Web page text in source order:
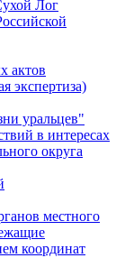
Лог
актов
экспертиза)
уральцев"
в интересах
округа
местного
координат